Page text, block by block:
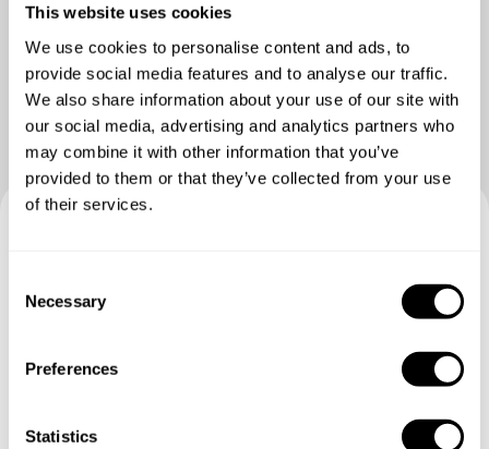
This website uses cookies
We use cookies to personalise content and ads, to
provide social media features and to analyse our traffic.
We also share information about your use of our site with
our social media, advertising and analytics partners who
may combine it with other information that you’ve
provided to them or that they’ve collected from your use
of their services.
Necessary
Preferences
Statistics
δοκιμάσετε με Francesco
Καθορίστε τις λεπτομέρειες των αιτημάτων σας και θα
σας στείλουμε ένα προσαρμοσμένο μενού.